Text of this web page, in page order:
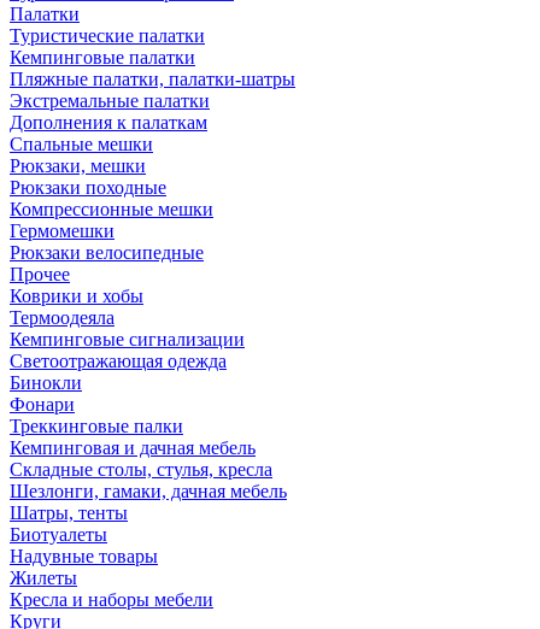
Палатки
Туристические палатки
Кемпинговые палатки
Пляжные палатки, палатки-шатры
Экстремальные палатки
Дополнения к палаткам
Спальные мешки
Рюкзаки, мешки
Рюкзаки походные
Компрессионные мешки
Гермомешки
Рюкзаки велосипедные
Прочее
Коврики и хобы
Термоодеяла
Кемпинговые сигнализации
Светоотражающая одежда
Бинокли
Фонари
Треккинговые палки
Кемпинговая и дачная мебель
Складные столы, стулья, кресла
Шезлонги, гамаки, дачная мебель
Шатры, тенты
Биотуалеты
Надувные товары
Жилеты
Кресла и наборы мебели
Круги